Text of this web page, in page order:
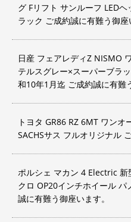
グ Fリフト サンルーフ LED
ラック ご成約誠に有難う御座
日産 フェアレディZ NISMO
テルスグレー×スーパーブラ
和10年1月迄 ご成約誠に有難
トヨタ GR86 RZ 6MT ワン
SACHSサス フルオリジナル
ポルシェ マカン 4 Electric 新
クロ OP20インチホイール
誠に有難う御座います。